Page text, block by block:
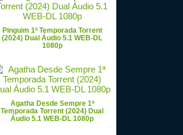
Pinguim 1ª Temporada Torrent
(2024) Dual Áudio 5.1 WEB-DL
1080p
Agatha Desde Sempre 1ª
Temporada Torrent (2024) Dual
Áudio 5.1 WEB-DL 1080p